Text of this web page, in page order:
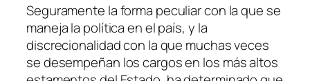
Seguramente la forma peculiar con la que se
maneja la política en el país, y la
discrecionalidad con la que muchas veces
se desempeñan los cargos en los más altos